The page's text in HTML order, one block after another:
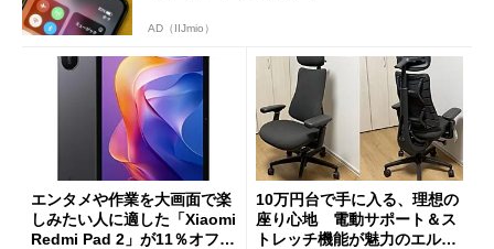
AD（IIJmio）
エンタメや作業を大画面で楽
しみたい人に適した「Xiaomi
Redmi Pad 2」が11％オフの
10万円台で手に入る、理想の
座り心地 電動サポート＆ス
トレッチ機能が魅力のエルゴ